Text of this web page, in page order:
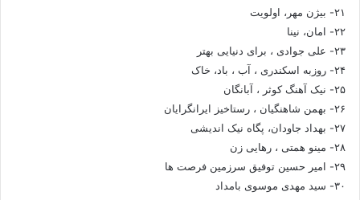
۲۱- بیژن مهر، اولویت
۲۲- امان، نینا
۲۳- علی جوادی ، برای دنیایی بهتر
۲۴- روزبه اسکندری ، آب ، باد، خاک
۲۵- نیک آهنگ کوثر ، آبانگان
۲۶- بهمن شاهنگیان ، رستاخیز ایرانگرایان
۲۷- بهداد جاودان، پگاه نیک اندیشی
۲۸- مینو همتی ، رهایی زن
۲۹- امیر حسین توفیق سرزمین فرصت ها
۳۰- سید مهدی موسوی بامداد